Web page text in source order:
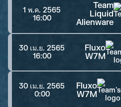
1 พ.ค. 2565
16:00
Team
Liquid
Alienware
30 เม.ย. 2565
16:00
Fluxo
W7M
30 เม.ย. 2565
0:00
Fluxo
W7M